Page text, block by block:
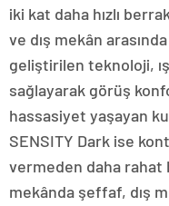
iki kat daha hızlı
ve dış mekân
geliştirilen teknoloji,
sağlayarak görüş
hassasiyet yaşayan
SENSITY Dark ise
vermeden daha
mekânda şeffaf, dış